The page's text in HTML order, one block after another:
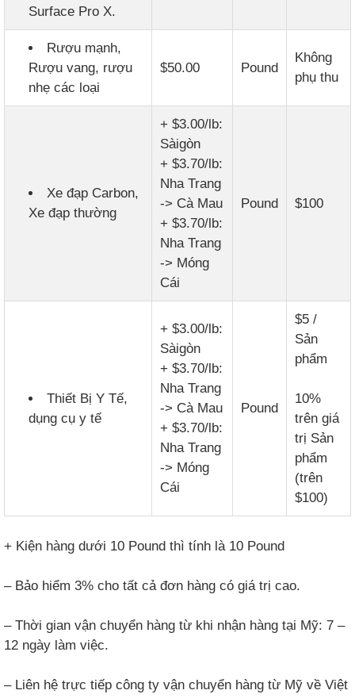
Surface Pro X.
Rượu mạnh,
Rượu vang, rượu
nhẹ các loại
$50.00 Pound
Không
phụ thu
Xe đạp Carbon,
Xe đạp thường
+ $3.00/lb:
Sàigòn
+ $3.70/lb:
Nha Trang
-> Cà Mau
+ $3.70/lb:
Nha Trang
-> Móng
Cái
Pound $100
Thiết Bị Y Tế,
dụng cụ y tế
+ $3.00/lb:
Sàigòn
+ $3.70/lb:
Nha Trang
-> Cà Mau
+ $3.70/lb:
Nha Trang
-> Móng
Cái
Pound
$5 /
Sản
phẩm
10%
trên giá
trị Sản
phẩm
(trên
$100)
+ Kiện hàng dưới 10 Pound thì tính là 10 Pound
– Bảo hiểm 3% cho tất cả đơn hàng có giá trị cao.
– Thời gian vận chuyển hàng từ khi nhận hàng tại Mỹ: 7 –
12 ngày làm việc.
– Liên hệ trực tiếp công ty vận chuyển hàng từ Mỹ về Việt